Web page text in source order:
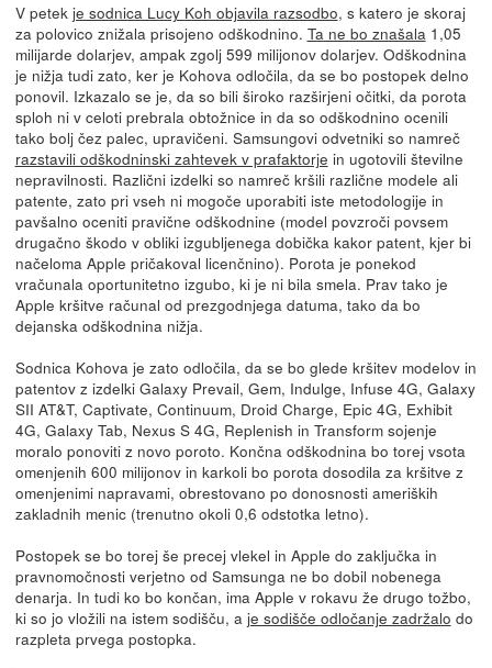
V petek je sodnica Lucy Koh objavila razsodbo, s katero je skoraj
za polovico znižala prisojeno odškodnino. Ta ne bo znašala1,05
milijarde dolarjev, ampak zgolj 599 milijonov dolarjev. Odškodnina
je nižja tudi zato, ker je Kohova odločila, da se bo postopek delno
ponovil. Izkazalo se je, da so bili široko razširjeni očitki, da porota
sploh ni v celoti prebrala obtožnice in da so odškodnino ocenili
tako bolj čez palec, upravičeni. Samsungovi odvetniki so namreč
razstavili odškodninski zahtevek v prafaktorje in ugotovili številne
nepravilnosti. Različni izdelki so namreč kršili različne modele ali
patente, zato pri vseh ni mogoče uporabiti iste metodologije in
pavšalno oceniti pravične odškodnine (model povzroči povsem
drugačno škodo v obliki izgubljenega dobička kakor patent, kjer bi
načeloma Apple pričakoval licenčnino). Porota je ponekod
vračunala oportunitetno izgubo, ki je ni bila smela. Prav tako je
Apple kršitve računal od prezgodnjega datuma, tako da bo
dejanska odškodnina nižja.
Sodnica Kohova je zato odločila, da se bo glede kršitev modelov in
patentov z izdelki Galaxy Prevail, Gem, Indulge, Infuse 4G, Galaxy
SII AT&T, Captivate, Continuum, Droid Charge, Epic 4G, Exhibit
4G, Galaxy Tab, Nexus S 4G, Replenish in Transform sojenje
moralo ponoviti z novo poroto. Končna odškodnina bo torej vsota
omenjenih 600 milijonov in karkoli bo porota dosodila za kršitve z
omenjenimi napravami, obrestovano po donosnosti ameriških
zakladnih menic (trenutno okoli 0,6 odstotka letno).
Postopek se bo torej še precej vlekel in Apple do zaključka in
pravnomočnosti verjetno od Samsunga ne bo dobil nobenega
denarja. In tudi ko bo končan, ima Apple v rokavu že drugo tožbo,
ki so jo vložili na istem sodišču, a je sodišče odločanje zadržalo do
razpleta prvega postopka.